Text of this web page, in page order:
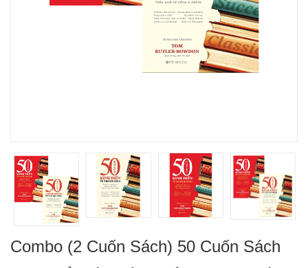
Combo (2 Cuốn Sách) 50 Cuốn Sách